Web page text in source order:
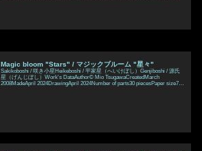
Magic bloom "Stars" / マジックブルーム "星々"
Sakikoboshi / 咲き小星Heikeboshi / 平家星（へいけぼし）Genjiboshi / 源氏
星（げんじぼし）Work's DataAuthor© Mio TsugawaCreatedMarch
2008MadeApril 2024DrawingApril 2024Number of parts30 piecesPaper size7.5